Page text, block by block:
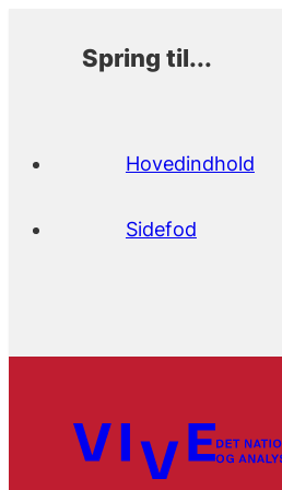
Spring til...
Hovedindhold
Sidefod